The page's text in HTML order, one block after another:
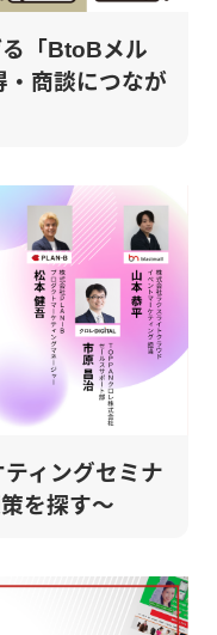
「BtoBメル
・商談につなが
ィングセミナ
を探す～